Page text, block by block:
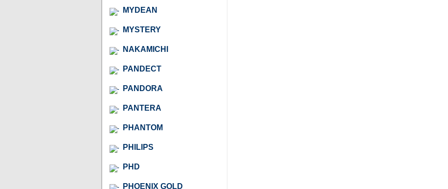
MYDEAN
MYSTERY
NAKAMICHI
PANDECT
PANDORA
PANTERA
PHANTOM
PHILIPS
PHD
PHOENIX GOLD